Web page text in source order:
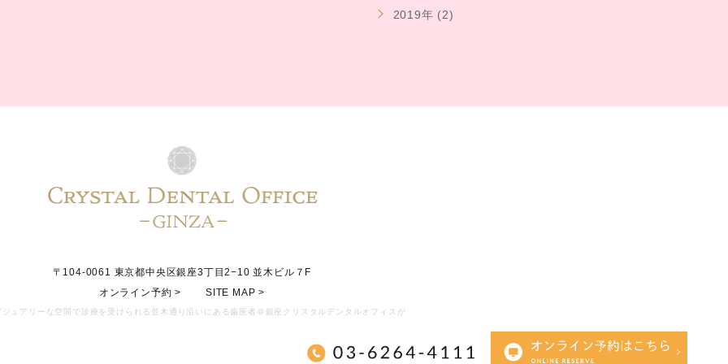
2019年 (2)
〒104-0061 東京都中央区銀座3丁目2−10 並木ビル７F
オンライン予約 >
SITE MAP >
ジュアリーな空間で診療を受けられる並木通り沿いにある歯医者＠銀座クリスタルデンタルオフィスが